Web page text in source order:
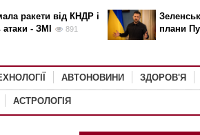
ракети від КНДР і
- ЗМІ
891
плани
АВТОНОВИНИ ЗДОРОВ'Я
АСТРОЛОГІЯ